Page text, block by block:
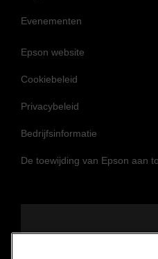
Evenementen
Epson website
Cookiebeleid
Privacybeleid
Bedrijfsinformatie
De toewijding van Epson aan